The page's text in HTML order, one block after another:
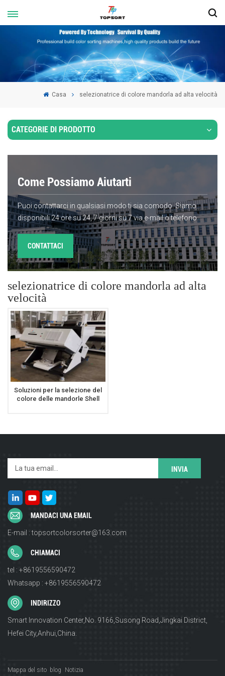
Casa selezionatrice di colore mandorla ad alta velocità
CATEGORIE DI PRODOTTO
Come Possiamo Aiutarti
Puoi contattarci in qualsiasi modo ti sia comodo. Siamo
disponibili 24 ore su 24, 7 giorni su 7 via e-mail o telefono.
CONTATTACI
selezionatrice di colore mandorla ad alta
velocità
Soluzioni per la selezione del
colore delle mandorle Shell
MANDACI UNA EMAIL
E-mail : topsortcolorsorter@163.com
CHIAMACI
tel : +8619556590472
Whatsapp : +8619556590472
INDIRIZZO
Smart Innovation Center,No. 9166,Susong Road,Jingkai District,
Hefei City,Anhui,China.
Mappa del sito blog Notizia